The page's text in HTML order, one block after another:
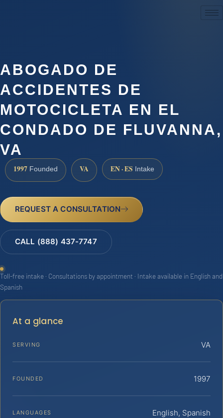
ABOGADO DE
ACCIDENTES DE
MOTOCICLETA EN EL
CONDADO DE FLUVANNA,
VA
1997 Founded VA EN · ES Intake
REQUEST A CONSULTATION
CALL (888) 437-7747
Toll-free intake · Consultations by appointment · Intake available in English and
Spanish
At a glance
SERVING VA
FOUNDED 1997
LANGUAGES English, Spanish